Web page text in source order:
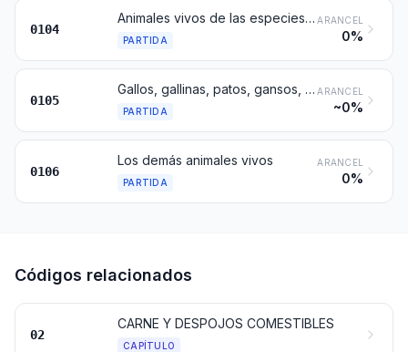
0104
Animales vivos de las especies ovina o caprina
PARTIDA
ARANCEL
0%
0105
Gallos, gallinas, patos, gansos, pavos (gallipavos) y pintadas, de las especies domésticas, vivos
PARTIDA
ARANCEL
~0%
0106
Los demás animales vivos
PARTIDA
ARANCEL
0%
Códigos relacionados
02
CARNE Y DESPOJOS COMESTIBLES
CAPÍTULO